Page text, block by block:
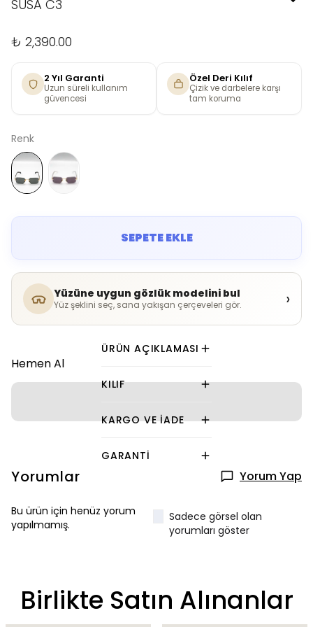
SUSA C3
₺ 2,390.00
2 Yıl Garanti
Uzun süreli kullanım
güvencesi
Özel Deri Kılıf
Çizik ve darbelere karşı
tam koruma
Renk
SEPETE EKLE
Yüzüne uygun gözlük modelini bul
Yüz şeklini seç, sana yakışan çerçeveleri gör. ›
Hemen Al
ÜRÜN AÇIKLAMASI
KILIF
KARGO VE İADE
GARANTI
Yorumlar Yorum Yap
Bu ürün için henüz yorum
yapılmamış.
Sadece görsel olan
yorumları göster
Birlikte Satın Alınanlar